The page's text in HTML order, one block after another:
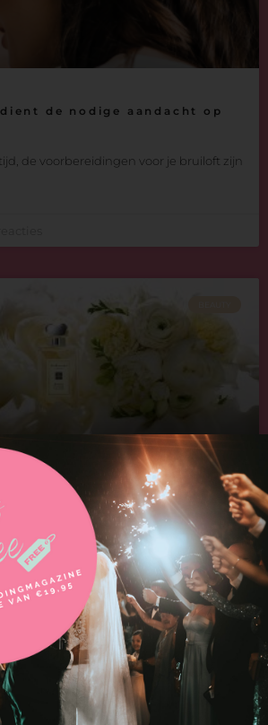
de nodige aandacht op
de voorbereidingen voor je bruiloft zijn
iedereen parfum voor de bruid dat je
die jou